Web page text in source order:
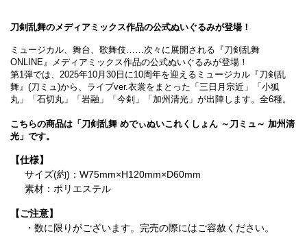
刀剣乱舞のメディアミックス作品の公式ぬいぐるみが登場！
ミュージカル、舞台、歌舞伎……次々に展開される『刀剣乱舞
ONLINE』メディアミックス作品の公式ぬいぐるみが登場！
第1弾では、2025年10月30日に10周年を迎えるミュージカル『刀剣乱
舞』(刀ミュ)から、ライブver.衣裳をまとった「三日月宗近」「小狐
丸」「石切丸」「岩融」「今剣」「加州清光」が出陣します。全6種。
こちらの商品は「刀剣乱舞 めでぃぬいこれくしょん ～刀ミュ～ 加州清
光」です。
【仕様】
サイズ(約)：W75mm×H120mm×D60mm
素材：ポリエステル
【ご注意】
・数に限りがございます。完売の際にはご容赦ください。